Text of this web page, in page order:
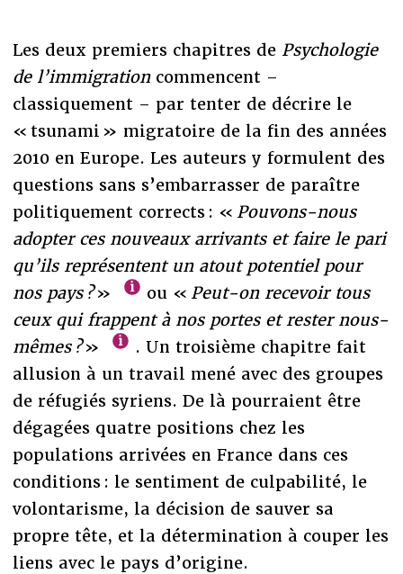
Les deux premiers chapitres de Psychologie
de l’immigrationcommencent –
classiquement – par tenter de décrire le
« tsunami » migratoire de la fin des années
2010 en Europe. Les auteurs y formulent des
questions sans s’embarrasser de paraître
politiquement corrects : « Pouvons-nous
adopter ces nouveaux arrivants et faire le pari
qu’ils représentent un atout potentiel pour
nos pays ?» ou « Peut-on recevoir tous
ceux qui frappent à nos portes et rester nous-
mêmes ?»
. Un troisième chapitre fait
allusion à un travail mené avec des groupes
de réfugiés syriens. De là pourraient être
dégagées quatre positions chez les
populations arrivées en France dans ces
conditions : le sentiment de culpabilité, le
volontarisme, la décision de sauver sa
propre tête, et la détermination à couper les
liens avec le pays d’origine.